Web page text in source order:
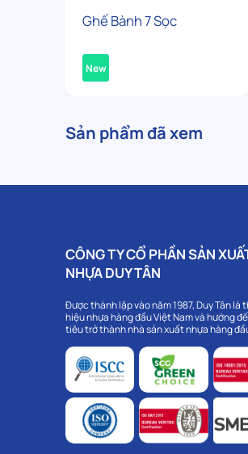
Ghế Bành 7 Sọc
New
Sản phẩm đã xem
CÔNG TY CỔ PHẦN SẢN
NHỰA DUY TÂN
Được thành lập vào năm 1987, Duy Tân là
hiệu nhựa hàng đầu Việt Nam và hướng
tiêu trở thành nhà sản xuất nhựa hàng